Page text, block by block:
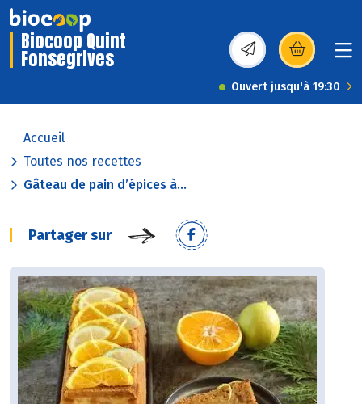
Biocoop Quint
Fonsegrives (s’ouvre dans une
Ouvert jusqu'à 19:30
Accueil
Toutes nos recettes
Gâteau de pain d’épices à...
Partager sur